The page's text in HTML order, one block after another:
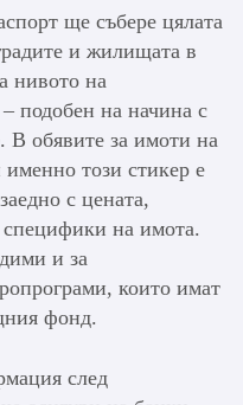
ще събере цялата
и жилищата в
нивото на
подобен на начина с
В обявите за имоти на
именно този стикер е
с цената,
на имота.
и за
които имат
фонд.
след